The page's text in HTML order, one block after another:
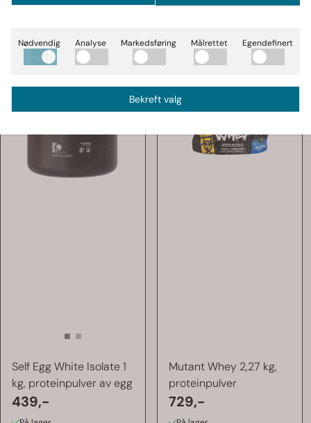
Self Egg White Isolate 1
kg, proteinpulver av egg
439,-
Mutant Whey 2,27 kg,
proteinpulver
729,-
Nødvendig Analyse Markedsføring Målrettet Egendefinert
Bekreft valg